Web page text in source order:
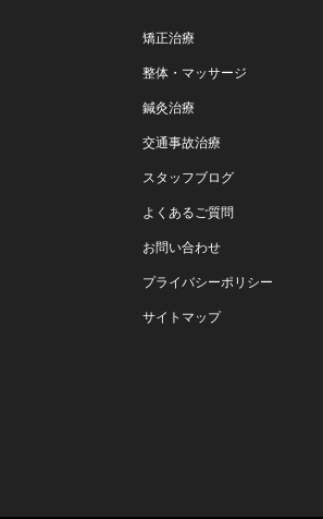
矯正治療
整体・マッサージ
鍼灸治療
交通事故治療
スタッフブログ
よくあるご質問
お問い合わせ
プライバシーポリシー
サイトマップ